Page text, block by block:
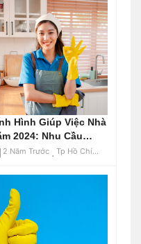
Hình Giúp Việc Nhà
2024: Nhu Cầu
Cao
2 Năm Trước Tp Hồ Chí Minh